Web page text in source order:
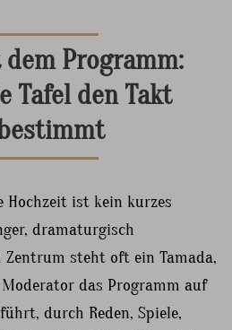
Programm:
Tafel den Takt
Hochzeit ist kein kurzes
dramaturgisch
steht oft ein Tamada,
das Programm auf
durch Reden, Spiele,